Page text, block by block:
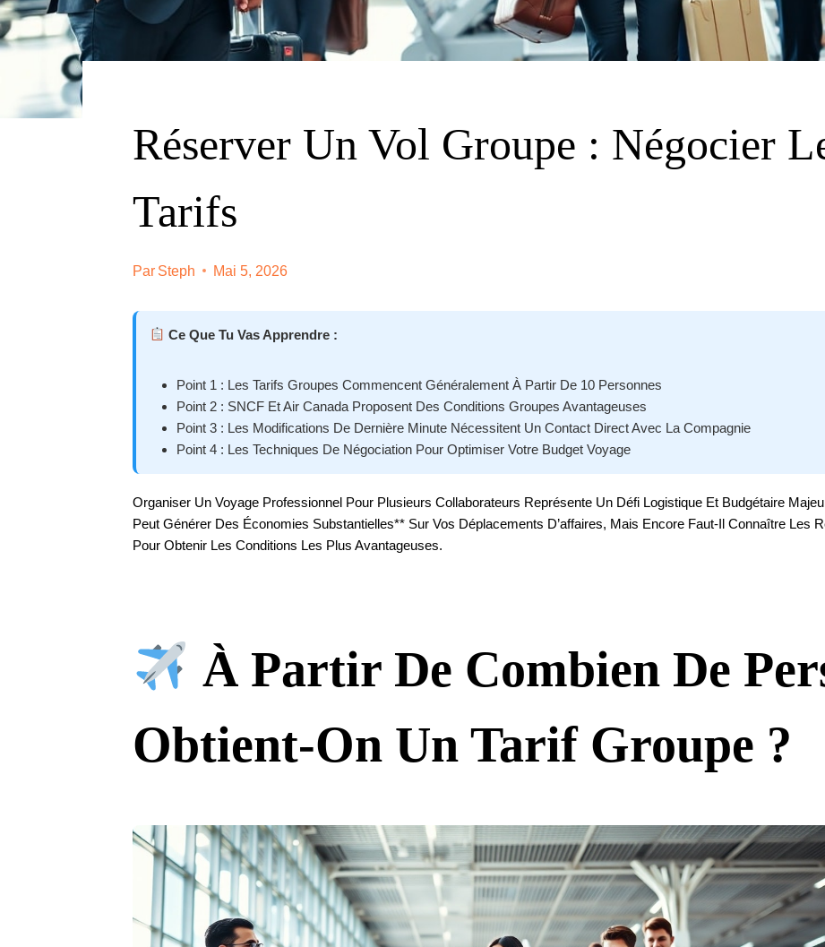
Réserver Un Vol Groupe : Négocier
Tarifs
Par Steph Mai 5, 2026
Ce Que Tu Vas Apprendre :
Point 1 : Les Tarifs Groupes Commencent Généralement À Partir De 10 Personnes
Point 2 : SNCF Et Air Canada Proposent Des Conditions Groupes Avantageuses
Point 3 : Les Modifications De Dernière Minute Nécessitent Un Contact Direct Avec La Compagnie
Point 4 : Les Techniques De Négociation Pour Optimiser Votre Budget Voyage
Organiser Un Voyage Professionnel Pour Plusieurs Collaborateurs Représente Un Défi Logistique Et Budgétaire
Peut Générer Des Économies Substantielles** Sur Vos Déplacements D’affaires, Mais Encore Faut-Il Connaître Les
Pour Obtenir Les Conditions Les Plus Avantageuses.
À Partir De Combien De
Obtient-On Un Tarif Groupe ?